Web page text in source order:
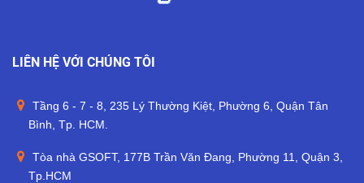
LIÊN HỆ VỚI CHÚNG TÔI
Tầng 6 - 7 - 8, 235 Lý Thường Kiệt, Phường 6, Quận Tân
Bình, Tp. HCM.
Tòa nhà GSOFT, 177B Trần Văn Đang, Phường 11, Quận 3,
Tp.HCM